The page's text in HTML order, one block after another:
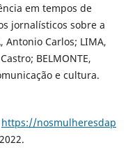
em tempos de
jornalísticos sobre a
Antonio Carlos; LIMA,
BELMONTE,
e cultura.
https://nosmulheresdap